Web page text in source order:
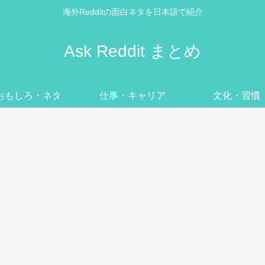
海外Redditの面白ネタを日本語で紹介
Ask Reddit まとめ
もしろ・ネタ 仕事・キャリア 文化・習慣